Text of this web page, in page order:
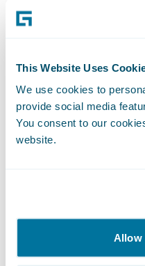
This Website Uses
We use cookies to
provide social media
You consent to our
website.
Allow
Oferecer uma
"Nosso objetivo é
a qualidade do
nossos clientes,"
diretor de TI da
atender às
clientes e
para satisfazer a